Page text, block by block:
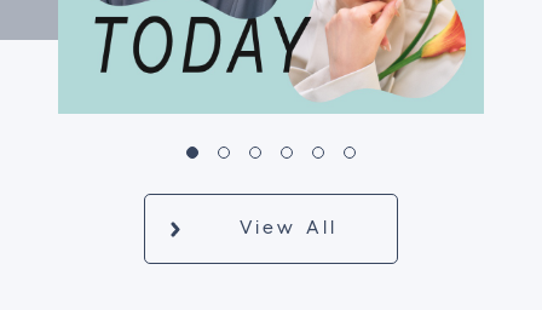
View All